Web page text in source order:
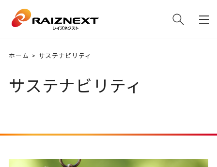
ホーム サステナビリティ
サステナビリティ